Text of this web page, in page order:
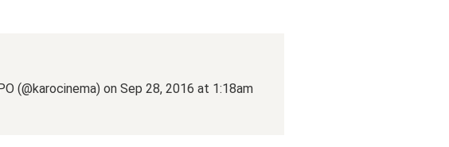
(@karocinema) on Sep 28, 2016 at 1:18am